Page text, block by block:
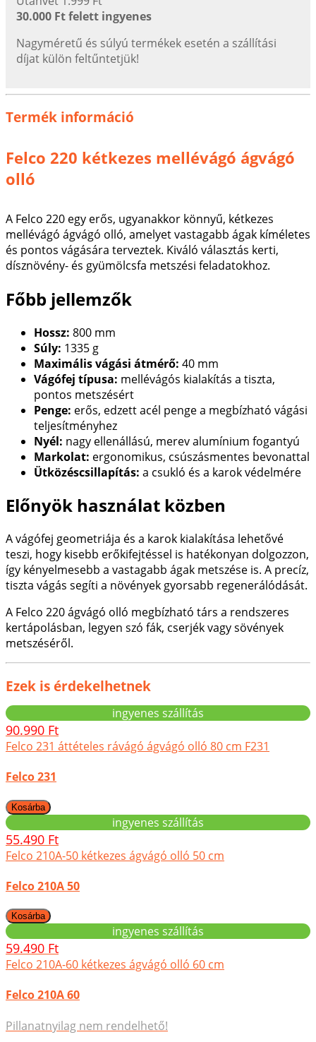
30.000 Ft felett ingyenes
Nagyméretű és súlyú termékek esetén a szállítási
díjat külön feltűntetjük!
Termék információ
Felco 220 kétkezes mellévágó ágvágó
olló
A Felco 220 egy erős, ugyanakkor könnyű, kétkezes
mellévágó ágvágó olló, amelyet vastagabb ágak kíméletes
és pontos vágására terveztek. Kiváló választás kerti,
dísznövény- és gyümölcsfa metszési feladatokhoz.
Főbb jellemzők
Hossz: 800 mm
Súly: 1335 g
Maximális vágási átmérő: 40 mm
Vágófej típusa: mellévágós kialakítás a tiszta,
pontos metszésért
Penge: erős, edzett acél penge a megbízható vágási
teljesítményhez
Nyél: nagy ellenállású, merev alumínium fogantyú
Markolat: ergonomikus, csúszásmentes bevonattal
Ütközéscsillapítás: a csukló és a karok védelmére
Előnyök használat közben
A vágófej geometriája és a karok kialakítása lehetővé
teszi, hogy kisebb erőkifejtéssel is hatékonyan dolgozzon,
így kényelmesebb a vastagabb ágak metszése is. A precíz,
tiszta vágás segíti a növények gyorsabb regenerálódását.
A Felco 220 ágvágó olló megbízható társ a rendszeres
kertápolásban, legyen szó fák, cserjék vagy sövények
metszéséről.
Ezek is érdekelhetnek
ingyenes szállítás
90.990 Ft
Felco 231 áttételes rávágó ágvágó olló 80 cm F231
Felco 231
ingyenes szállítás
55.490 Ft
Felco 210A-50 kétkezes ágvágó olló 50 cm
Felco 210A 50
ingyenes szállítás
59.490 Ft
Felco 210A-60 kétkezes ágvágó olló 60 cm
Felco 210A 60
Pillanatnyilag nem rendelhető!